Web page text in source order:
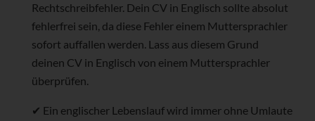
Rechtschreibfehler. Dein CV in Englisch sollte absolut
fehlerfrei sein, da diese Fehler einem Muttersprachler
sofort auffallen werden. Lass aus diesem Grund
deinen CV in Englisch von einem Muttersprachler
überprüfen.
✔ Ein englischer Lebenslauf wird immer ohne Umlaute